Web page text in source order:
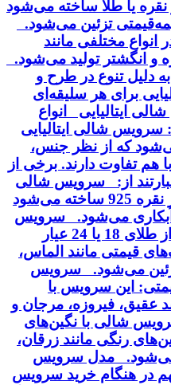
نقره یا طلا ساخته می‌شود
تزئین می‌شود.
مختلفی مانند
و انگشتر تولید می‌شود.
دلیل تنوع در طرح و
برای هر سلیقه‌ای
ایتالیایی انواع
سرویس شالی ایتالیایی
که از نظر جنس،
تفاوت دارند. برخی از
از: سرویس شالی
نقره: این نوع سرویس از نقره 925 ساخته می‌شود
آبکاری می‌شود. سرویس
شالی طلا: این سرویس از طلای 18 یا 24 عیار
قیمتی مانند الماس،
تزئین می‌شود. سرویس
این سرویس با
عقیق، فیروزه، مرجان و
شالی با نگین‌های
رنگی مانند زرقان،
می‌شود. مدل سرویس
در هنگام خرید سرویس